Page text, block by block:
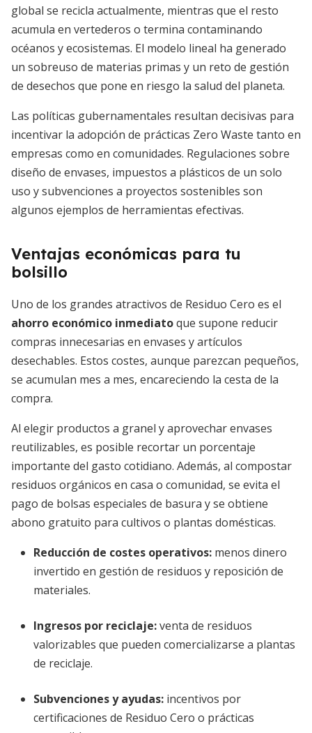
global se recicla actualmente, mientras que el resto
acumula en vertederos o termina contaminando
océanos y ecosistemas. El modelo lineal ha generado
un sobreuso de materias primas y un reto de gestión
de desechos que pone en riesgo la salud del planeta.
Las políticas gubernamentales resultan decisivas para
incentivar la adopción de prácticas Zero Waste tanto en
empresas como en comunidades. Regulaciones sobre
diseño de envases, impuestos a plásticos de un solo
uso y subvenciones a proyectos sostenibles son
algunos ejemplos de herramientas efectivas.
Ventajas económicas para tu
bolsillo
Uno de los grandes atractivos de Residuo Cero es el
ahorro económico inmediatoque supone reducir
compras innecesarias en envases y artículos
desechables. Estos costes, aunque parezcan pequeños,
se acumulan mes a mes, encareciendo la cesta de la
compra.
Al elegir productos a granel y aprovechar envases
reutilizables, es posible recortar un porcentaje
importante del gasto cotidiano. Además, al compostar
residuos orgánicos en casa o comunidad, se evita el
pago de bolsas especiales de basura y se obtiene
abono gratuito para cultivos o plantas domésticas.
Reducción de costes operativos: menos dinero
invertido en gestión de residuos y reposición de
materiales.
Ingresos por reciclaje:venta de residuos
valorizables que pueden comercializarse a plantas
de reciclaje.
Subvenciones y ayudas: incentivos por
certificaciones de Residuo Cero o prácticas